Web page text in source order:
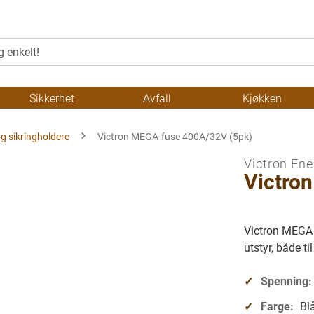
Sikkerhet Avfall Kjøkken
sikringholdere Victron MEGA-fuse 400A/32V (5pk)
Victron
Victron
utstyr, både
Spenning:
Farge: